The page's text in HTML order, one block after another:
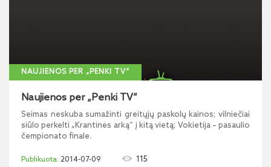
NAUJIENOS PER „PENKI TV“
Naujienos per „Penki TV“
Seimas neskuba sumažinti greitųjų paskolų kainos; vilniečiai
siūlo perkelti „Krantinės arką“ į kitą vietą; Vokietija – pasaulio
čempionato finale.
2014-07-09 115